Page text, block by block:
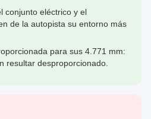
conjunto eléctrico y el
de la autopista su entorno más
para sus 4.771 mm:
resultar desproporcionado.